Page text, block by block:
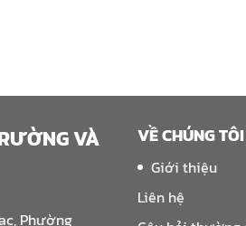
VÀ
Phường
VỀ CHÚNG TÔI
Giới thiệu
Liên hệ